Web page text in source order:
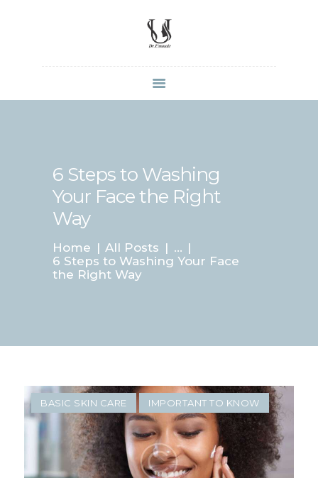
6 Steps to Washing
Your Face the Right
Way
Home All Posts
...
6 Steps to Washing Your Face
the Right Way
UMMAIR
SERVICES
VIDEOS
CONTACTS
BASIC SKIN CARE IMPORTANT TO KNOW